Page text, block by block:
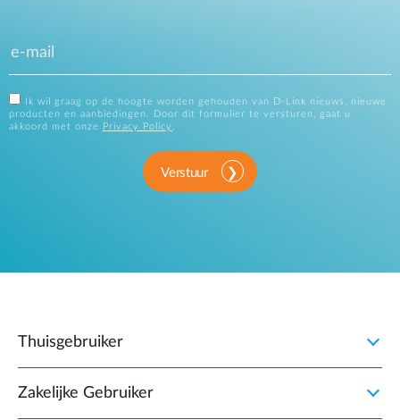
Ik wil graag op de hoogte worden gehouden van D-Link nieuws, nieuwe
producten en aanbiedingen. Door dit formulier te versturen, gaat u
akkoord met onze
Privacy Policy .
Verstuur
Thuisgebruiker
Zakelijke Gebruiker